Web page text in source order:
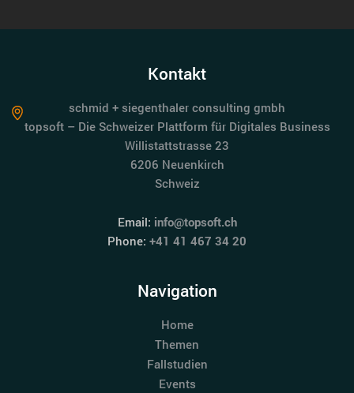
Kontakt
schmid + siegenthaler consulting gmbh
topsoft – Die Schweizer Plattform für Digitales Business
Willistattstrasse 23
6206 Neuenkirch
Schweiz
Email: info@topsoft.ch
Phone: +41 41 467 34 20
Navigation
Home
Themen
Fallstudien
Events